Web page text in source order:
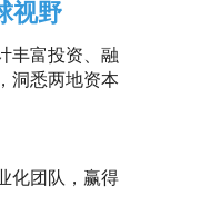
视野
丰富投资、融
洞悉两地资本
化团队，赢得